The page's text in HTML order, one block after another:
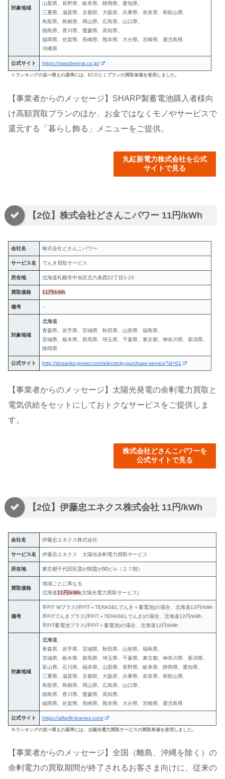
対象地域
山梨県、長野県、岐阜県、静岡県、愛知県、
三重県、滋賀県、京都府、大阪府、兵庫県、奈良県、和歌山県、
鳥取県、島根県、岡山県、広島県、山口県、
徳島県、香川県、愛媛県、高知県、
福岡県、佐賀県、長崎県、熊本県、大分県、宮崎県、鹿児島県、
沖縄県
公式サイト https://marubeni-st.co.jp/
※ ランキングの並べ替えの基準には、ECOとくプランの買取単価を使用しました。
【事業者からのメッセージ】SHARP製蓄電池購入者様向
け高額買取プランのほか、お金ではなくモノやサービスで
還元する「暮らし飾る」メニューをご提供。
丸紅新電力株式会社を公式
サイトで見る
【2位】株式会社どさんこパワー 11円/kWh
会社名 株式会社どさんこパワー
サービス名 でんき買取サービス
所在地 北海道札幌市中央区北六条西22丁目1-15
買取価格 11円/kWh
備考 －
対象地域
北海道
青森県、岩手県、宮城県、秋田県、山形県、福島県、
茨城県、栃木県、群馬県、埼玉県、千葉県、東京都、神奈川県、新潟県、
静岡県
公式サイト http://dosanko-power.com/electricity-purchase-service?id=01
【事業者からのメッセージ】太陽光発電の余剰電力買取と
電気供給をセットにしておトクなサービスをご提供しま
す。
株式会社どさんこパワーを
公式サイトで見る
【2位】伊藤忠エネクス株式会社 11円/kWh
会社名 伊藤忠エネクス株式会社
サービス名 伊藤忠エネクス 太陽光余剰電力買取サービス
所在地 東京都千代田区霞が関霞が関ビル（２７階）
買取価格
地域ごとに異なる
北海道11円/kWh(太陽光電力買取サービス)
備考
卒FIT Wプラス(卒FIT＋TERASELでんき＋蓄電池)の場合、北海道13円/kWh
卒FITでんきプラス(卒FIT＋TERASELでんき)の場合、北海道12円/kWh
卒FIT蓄電池プラス(卒FIT＋蓄電池)の場合、北海道12円/kWh
対象地域
北海道
青森県、岩手県、宮城県、秋田県、山形県、福島県、
茨城県、栃木県、群馬県、埼玉県、千葉県、東京都、神奈川県、新潟県、
富山県、石川県、福井県、山梨県、長野県、岐阜県、静岡県、愛知県、
三重県、滋賀県、京都府、大阪府、兵庫県、奈良県、和歌山県、
鳥取県、島根県、岡山県、広島県、山口県、
徳島県、香川県、愛媛県、高知県、
福岡県、佐賀県、長崎県、熊本県、大分県、宮崎県、鹿児島県
公式サイト https://afterfit-itcenex.com/
※ランキングの並べ替えの基準には、太陽光電力買取サービスの買取単価を使用しました。
【事業者からのメッセージ】全国（離島、沖縄を除く）の
余剰電力の買取期間が終了されるお客さま向けに、従来の